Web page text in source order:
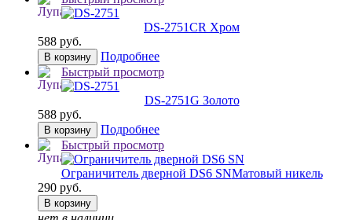
DS-2751CR Хром
588 руб.
В корзину
Подробнее
Быстрый просмотр
DS-2751G Золото
588 руб.
В корзину
Подробнее
Быстрый просмотр
Ограничитель дверной DS6 SNМатовый никель
290 руб.
В корзину